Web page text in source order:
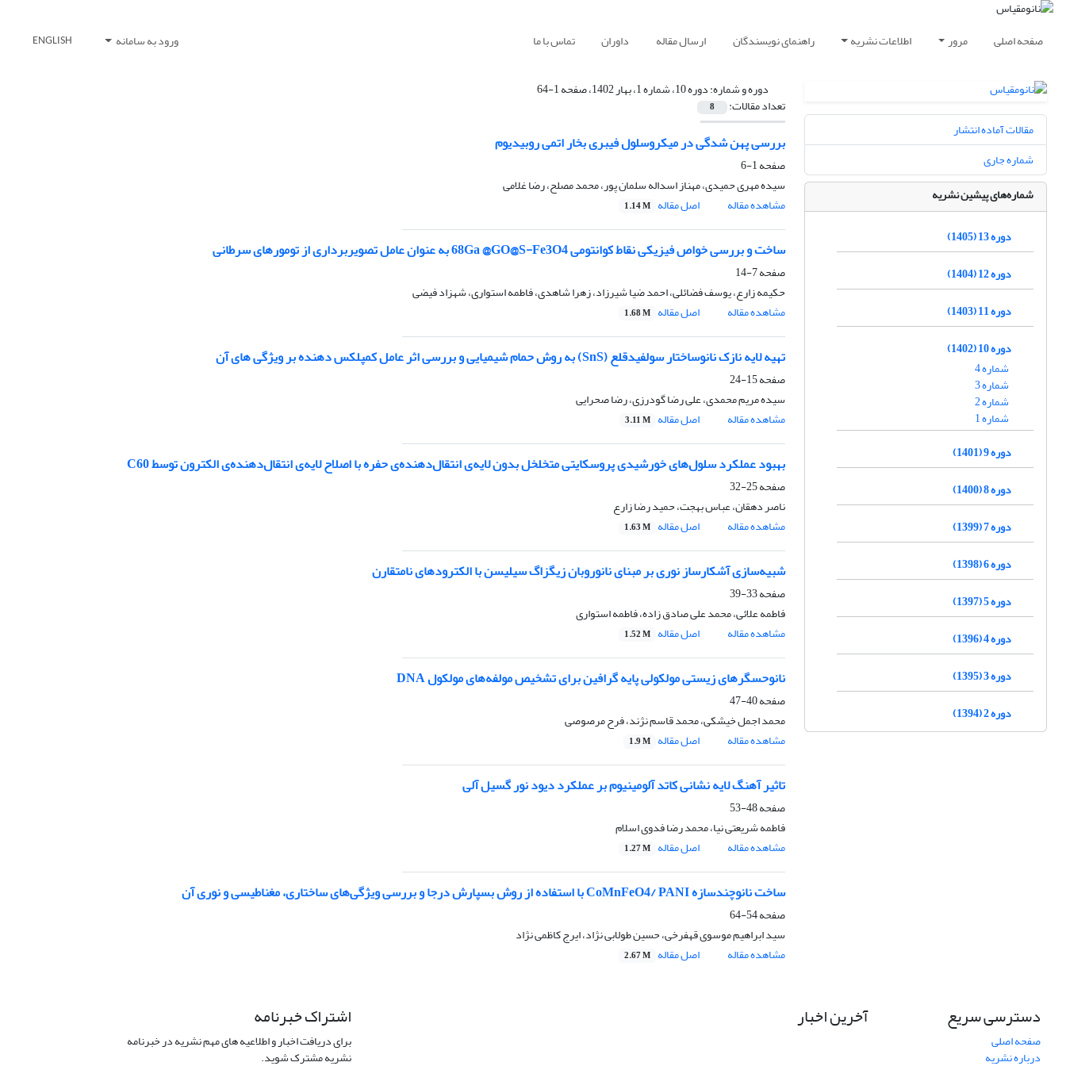
صفحه اصلی مرور اطلاعات نشریه راهنمای نویسندگان ارسال مقاله داوران تماس با ما ورود به سامانه ENGLISH
دوره و شماره:دوره 10، شماره 1، بهار 1402، صفحه 1-64
تعداد مقالات: 8
بررسی پهن شدگی در میکروسلول فیبری بخار اتمی روبیدیوم
صفحه1-6
سیده مهری حمیدی، مهناز اسداله سلمان پور، محمد مصلح، رضا غلامی
مشاهده مقاله
اصل مقاله 1.14 M
ساخت و بررسی خواص فیزیکی نقاط کوانتومی 68Ga @GO@S-Fe3O4 به عنوان عامل تصویربرداری از تومورهای سرطانی
صفحه7-14
حکیمه زارع، یوسف فضائلی، احمد ضیا شیرزاد، زهرا شاهدی، فاطمه استواری، شهزاد فیضی
مشاهده مقاله
اصل مقاله 1.68 M
تهیه لایه نازک نانوساختار سولفیدقلع (SnS) به روش حمام شیمیایی و بررسی اثر عامل کمپلکس دهنده بر ویژگی های آن
صفحه15-24
سیده مریم محمدی، علی رضا گودرزی، رضا صحرایی
مشاهده مقاله
اصل مقاله 3.11 M
بهبود عملکرد سلول‌های خورشیدی پروسکایتی متخلخل بدون لایه‌ی انتقال‌دهنده‌ی حفره با اصلاح لایه‌ی انتقال‌دهنده‌ی الکترون توسط C60
صفحه25-32
ناصر دهقان، عباس بهجت، حمید رضا زارع
مشاهده مقاله
اصل مقاله 1.63 M
شبیه‌سازی آشکارساز نوری بر مبنای نانوروبان زیگزاگ سیلیسن با الکترودهای نامتقارن
صفحه33-39
فاطمه علائی، محمد علی صادق زاده، فاطمه استواری
مشاهده مقاله
اصل مقاله 1.52 M
نانوحسگرهای زیستی مولکولی پایه گرافین برای تشخیص مولفه‌های مولکول DNA
صفحه40-47
محمد اجمل خیشکی، محمد قاسم نژند، فرح مرصوصی
مشاهده مقاله
اصل مقاله 1.9 M
تاثیر آهنگ لایه نشانی کاتد آلومینیوم بر عملکرد دیود نور گسیل آلی
صفحه48-53
فاطمه شریعتی نیا، محمد رضا فدوی اسلام
مشاهده مقاله
اصل مقاله 1.27 M
ساخت نانوچندسازه CoMnFeO4/ PANI با استفاده از روش بسپارش درجا و بررسی ویژگی‌های ساختاری، مغناطیسی و نوری آن
صفحه54-64
سید ابراهیم موسوی قهفرخی، حسین طولابی نژاد، ایرج کاظمی نژاد
مشاهده مقاله
اصل مقاله 2.67 M
مقالات آماده انتشار
شماره جاری
شماره‌های پیشین نشریه
دوره 13 (1405)
دوره 12 (1404)
دوره 11 (1403)
دوره 10 (1402)
شماره 4
شماره 3
شماره 2
شماره 1
دوره 9 (1401)
دوره 8 (1400)
دوره 7 (1399)
دوره 6 (1398)
دوره 5 (1397)
دوره 4 (1396)
دوره 3 (1395)
دوره 2 (1394)
دسترسی سریع
صفحه اصلی
درباره نشریه
آخرین اخبار اشتراک خبرنامه
برای دریافت اخبار و اطلاعیه های مهم نشریه در خبرنامه
نشریه مشترک شوید.